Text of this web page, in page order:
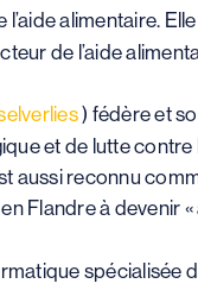
alimentaire.
de l’aide
) fédère et
et de lutte
reconnu
Flandre à devenir